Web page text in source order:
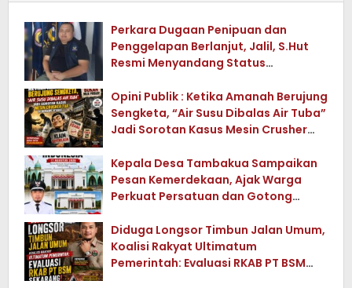
Perkara Dugaan Penipuan dan
Penggelapan Berlanjut, Jalil, S.Hut
Resmi Menyandang Status
Opini Publik : Ketika Amanah Berujung
Sengketa, “Air Susu Dibalas Air Tuba”
Jadi Sorotan Kasus Mesin Crusher
Kepala Desa Tambakua Sampaikan
Pesan Kemerdekaan, Ajak Warga
Perkuat Persatuan dan Gotong
Diduga Longsor Timbun Jalan Umum,
Koalisi Rakyat Ultimatum
Pemerintah: Evaluasi RKAB PT BSM